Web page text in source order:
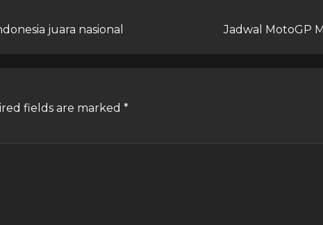
juara nasional
Jadwal MotoGP
fields are marked *